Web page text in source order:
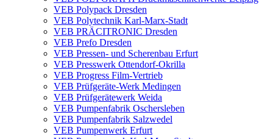
VEB Polypack Dresden
VEB Polytechnik Karl-Marx-Stadt
VEB PRÄCITRONIC Dresden
VEB Prefo Dresden
VEB Pressen- und Scherenbau Erfurt
VEB Presswerk Ottendorf-Okrilla
VEB Progress Film-Vertrieb
VEB Prüfgeräte-Werk Medingen
VEB Prüfgerätewerk Weida
VEB Pumpenfabrik Oschersleben
VEB Pumpenfabrik Salzwedel
VEB Pumpenwerk Erfurt